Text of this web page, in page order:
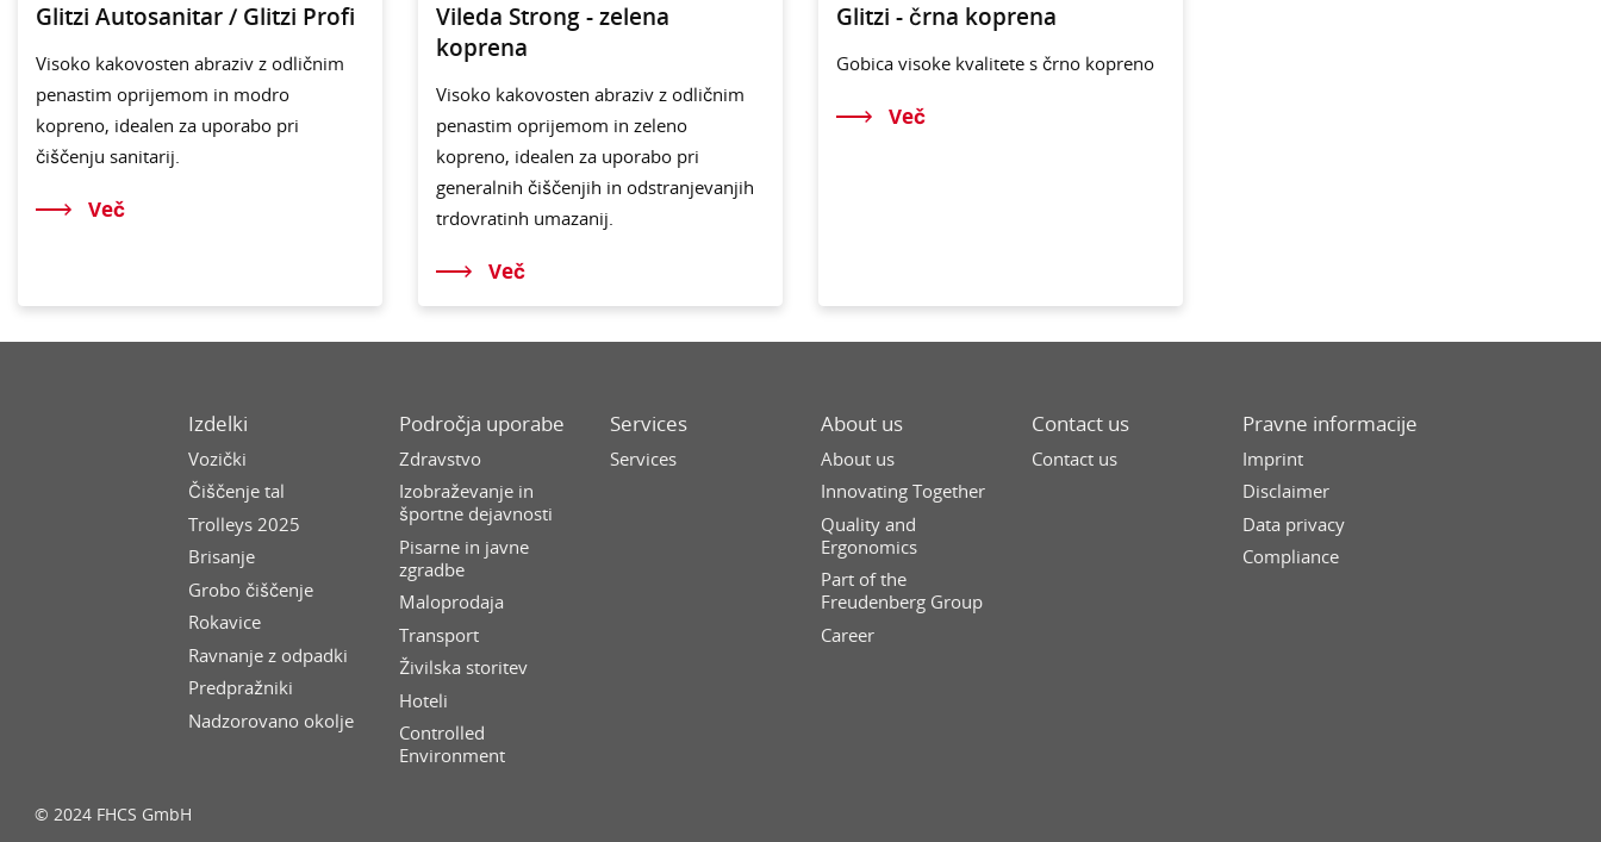
Glitzi Autosanitar / Glitzi Profi
Visoko kakovosten abraziv z odličnim
penastim oprijemom in modro
kopreno, idealen za uporabo pri
čiščenju sanitarij.
Več
Vileda Strong - zelena
koprena
Visoko kakovosten abraziv z odličnim
penastim oprijemom in zeleno
kopreno, idealen za uporabo pri
generalnih čiščenjih in odstranjevanjih
trdovratinh umazanij.
Več
Glitzi - črna koprena
Gobica visoke kvalitete s črno kopreno
Več
Izdelki
Vozički
Čiščenje tal
Trolleys 2025
Brisanje
Grobo čiščenje
Rokavice
Ravnanje z odpadki
Predpražniki
Nadzorovano okolje
Področja uporabe
Zdravstvo
Izobraževanje in
športne dejavnosti
Pisarne in javne
zgradbe
Maloprodaja
Transport
Živilska storitev
Hoteli
Controlled
Environment
Services
Services
About us
About us
Innovating Together
Quality and
Ergonomics
Part of the
Freudenberg Group
Career
Contact us
Contact us
Pravne informacije
Imprint
Disclaimer
Data privacy
Compliance
© 2024 FHCS GmbH